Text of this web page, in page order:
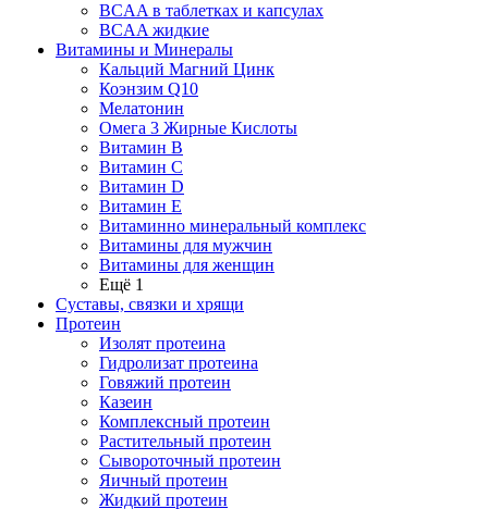
BCAA в таблетках и капсулах
BCAA жидкие
Витамины и Минералы
Кальций Магний Цинк
Коэнзим Q10
Мелатонин
Омега 3 Жирные Кислоты
Витамин B
Витамин C
Витамин D
Витамин E
Витаминно минеральный комплекс
Витамины для мужчин
Витамины для женщин
Ещё 1
Суставы, связки и хрящи
Протеин
Изолят протеина
Гидролизат протеина
Говяжий протеин
Казеин
Комплексный протеин
Растительный протеин
Сывороточный протеин
Яичный протеин
Жидкий протеин